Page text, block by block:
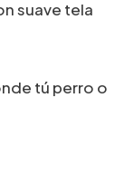
suave tela
tú perro o